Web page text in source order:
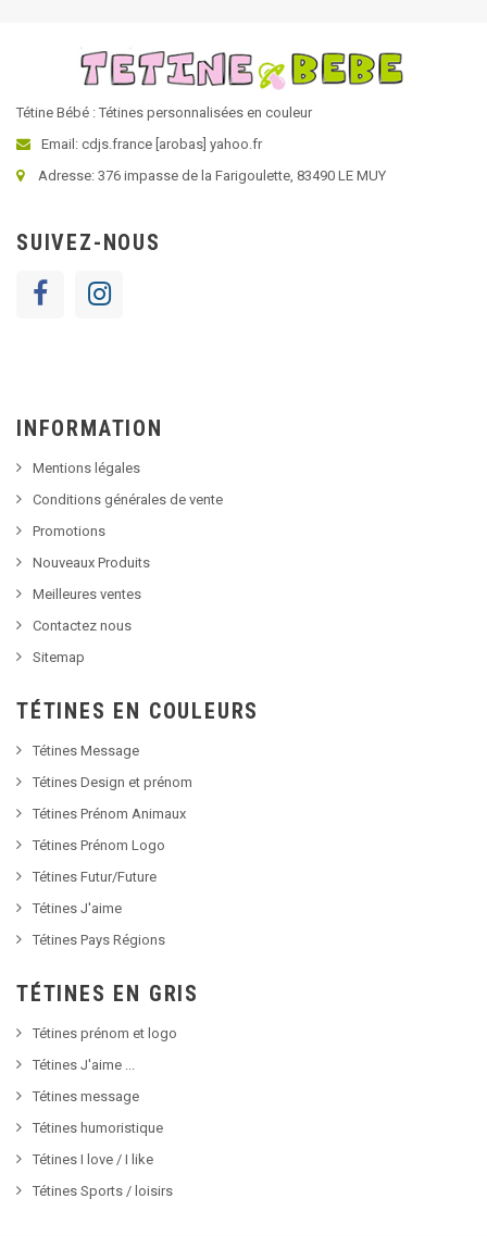
Tétine Bébé : Tétines personnalisées en couleur
Email: cdjs.france [arobas] yahoo.fr
Adresse: 376 impasse de la Farigoulette, 83490 LE MUY
SUIVEZ-NOUS
INFORMATION
Mentions légales
Conditions générales de vente
Promotions
Nouveaux Produits
Meilleures ventes
Contactez nous
Sitemap
TÉTINES EN COULEURS
Tétines Message
Tétines Design et prénom
Tétines Prénom Animaux
Tétines Prénom Logo
Tétines Futur/Future
Tétines J'aime
Tétines Pays Régions
TÉTINES EN GRIS
Tétines prénom et logo
Tétines J'aime ...
Tétines message
Tétines humoristique
Tétines I love / I like
Tétines Sports / loisirs